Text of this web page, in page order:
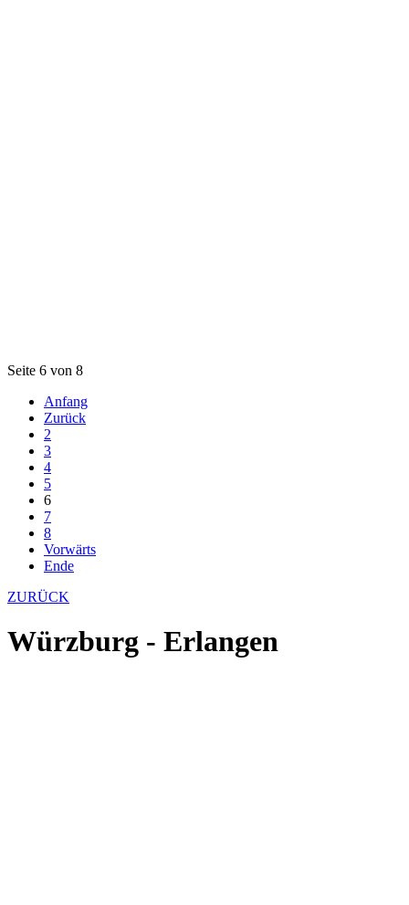
Seite 6 von 8
Anfang
Zurück
2
3
4
5
6
7
8
Vorwärts
Ende
ZURÜCK
Würzburg - Erlangen